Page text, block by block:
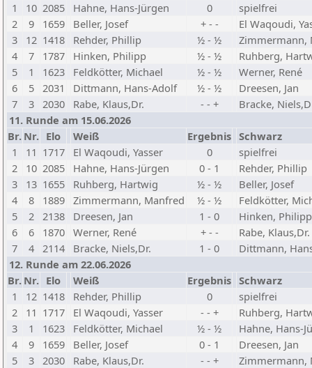
1
10 2085 Hahne, Hans-Jürgen 0
spielfrei
2
9 1659 Beller, Josef + - -
El Waqoudi,
3
12 1418 Rehder, Phillip ½ - ½
Zimmermann,
4
7 1787 Hinken, Philipp ½ - ½
Ruhberg,
5
1 1623 Feldkötter, Michael ½ - ½
Werner, René
6
5 2031 Dittmann, Hans-Adolf ½ - ½
Dreesen, Jan
7
3 2030 Rabe, Klaus,Dr. - - +
Bracke,
11. Runde am 15.06.2026
Br. Nr. Elo Weiß Ergebnis Schwarz
1
11 1717 El Waqoudi, Yasser 0
spielfrei
2
10 2085 Hahne, Hans-Jürgen 0 - 1
Rehder, Phillip
3
13 1655 Ruhberg, Hartwig ½ - ½
Beller, Josef
4
8 1889 Zimmermann, Manfred ½ - ½
Feldkötter,
5
2 2138 Dreesen, Jan 1 - 0
Hinken, Philipp
6
6 1870 Werner, René + - -
Rabe, Klaus,Dr.
7
4 2114 Bracke, Niels,Dr. 1 - 0
Dittmann,
12. Runde am 22.06.2026
Br. Nr. Elo Weiß Ergebnis Schwarz
1
12 1418 Rehder, Phillip 0
spielfrei
2
11 1717 El Waqoudi, Yasser - - +
Ruhberg,
3
1 1623 Feldkötter, Michael ½ - ½
Hahne, Hans-
4
9 1659 Beller, Josef 0 - 1
Dreesen, Jan
5
3 2030 Rabe, Klaus,Dr. - - +
Zimmermann,